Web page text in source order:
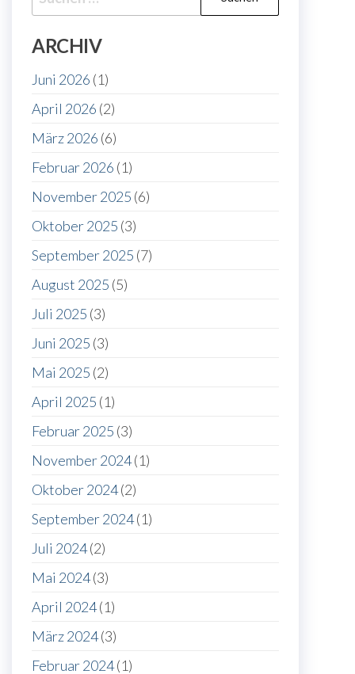
nach:
ARCHIV
Juni 2026 (1)
April 2026 (2)
März 2026 (6)
Februar 2026 (1)
November 2025 (6)
Oktober 2025 (3)
September 2025 (7)
August 2025 (5)
Juli 2025 (3)
Juni 2025 (3)
Mai 2025 (2)
April 2025 (1)
Februar 2025 (3)
November 2024(1)
Oktober 2024(2)
September 2024(1)
Juli 2024(2)
Mai 2024(3)
April 2024(1)
März 2024(3)
Februar 2024(1)